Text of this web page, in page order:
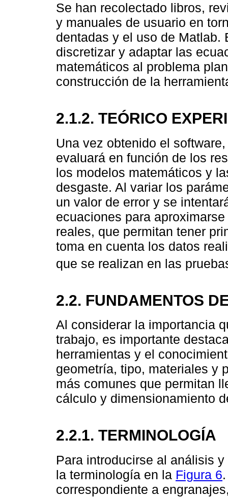
Se han recolectado libros,
y manuales de usuario en
dentadas y el uso de Matlab.
discretizar y adaptar las
matemáticos al problema
construcción de la
2.1.2. TEÓRICO
Una vez obtenido el
evaluará en función de los
los modelos matemáticos y
desgaste. Al variar los
un valor de error y se
ecuaciones para
reales, que permitan tener
toma en cuenta los datos
que se realizan en las
2.2. FUNDAMENTOS
Al considerar la importancia
trabajo, es importante
herramientas y el
geometría, tipo, materiales y
más comunes que permitan
cálculo y dimensionamiento
2.2.1. TERMINOLOGÍA
Para introducirse al análisis
la terminología en la Figura 6
correspondiente a